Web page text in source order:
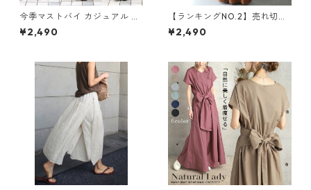
今季マストバイ カジュアル ゆ
ったりキャミワンピース m-4
65
¥2,490
【ランキングNO.2】売れ切れ
必至 バックリボン4色展開 オ
ールインワン m-385
¥2,490